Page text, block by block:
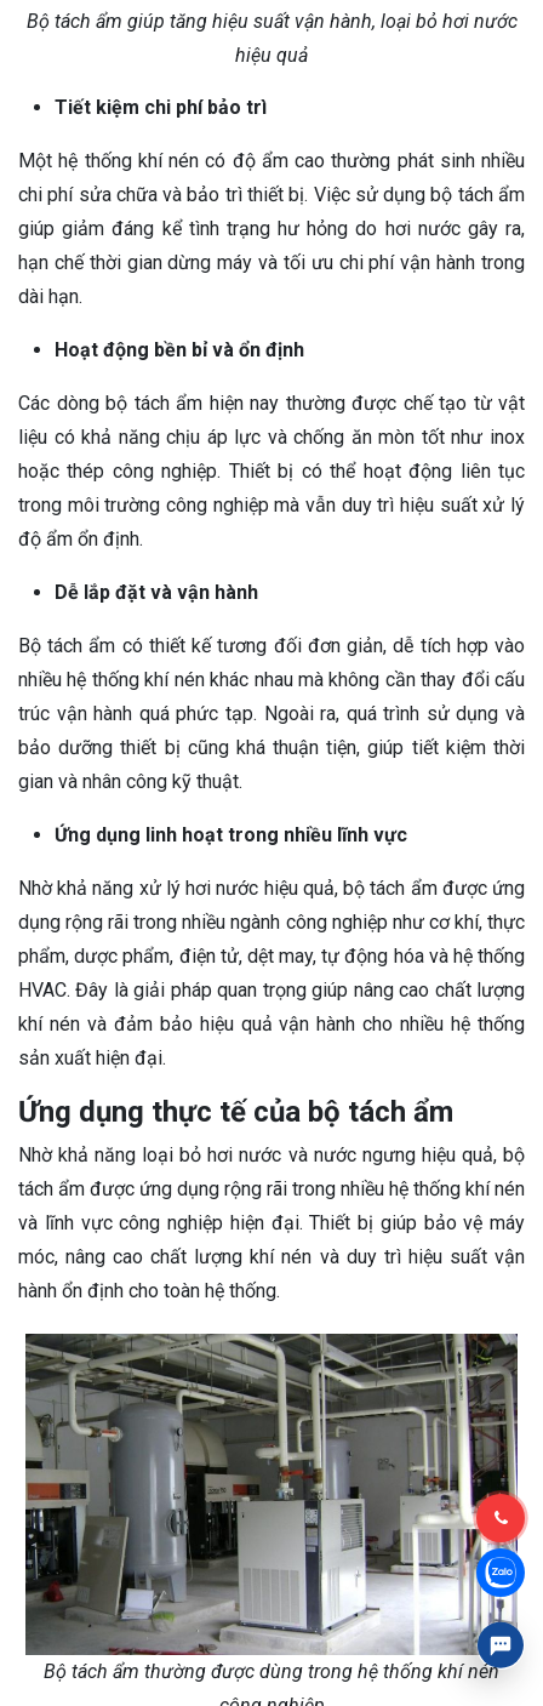
Bộ tách ẩm giúp tăng hiệu suất vận hành, loại bỏ hơi nước
hiệu quả
Tiết kiệm chi phí bảo trì
Một hệ thống khí nén có độ ẩm cao thường phát sinh nhiều
chi phí sửa chữa và bảo trì thiết bị. Việc sử dụng bộ tách ẩm
giúp giảm đáng kể tình trạng hư hỏng do hơi nước gây ra,
hạn chế thời gian dừng máy và tối ưu chi phí vận hành trong
dài hạn.
Hoạt động bền bỉ và ổn định
Các dòng bộ tách ẩm hiện nay thường được chế tạo từ vật
liệu có khả năng chịu áp lực và chống ăn mòn tốt như inox
hoặc thép công nghiệp. Thiết bị có thể hoạt động liên tục
trong môi trường công nghiệp mà vẫn duy trì hiệu suất xử lý
độ ẩm ổn định.
Dễ lắp đặt và vận hành
Bộ tách ẩm có thiết kế tương đối đơn giản, dễ tích hợp vào
nhiều hệ thống khí nén khác nhau mà không cần thay đổi cấu
trúc vận hành quá phức tạp. Ngoài ra, quá trình sử dụng và
bảo dưỡng thiết bị cũng khá thuận tiện, giúp tiết kiệm thời
gian và nhân công kỹ thuật.
Ứng dụng linh hoạt trong nhiều lĩnh vực
Nhờ khả năng xử lý hơi nước hiệu quả, bộ tách ẩm được ứng
dụng rộng rãi trong nhiều ngành công nghiệp như cơ khí, thực
phẩm, dược phẩm, điện tử, dệt may, tự động hóa và hệ thống
HVAC. Đây là giải pháp quan trọng giúp nâng cao chất lượng
khí nén và đảm bảo hiệu quả vận hành cho nhiều hệ thống
sản xuất hiện đại.
Ứng dụng thực tế của bộ tách ẩm
Nhờ khả năng loại bỏ hơi nước và nước ngưng hiệu quả, bộ
tách ẩm được ứng dụng rộng rãi trong nhiều hệ thống khí nén
và lĩnh vực công nghiệp hiện đại. Thiết bị giúp bảo vệ máy
móc, nâng cao chất lượng khí nén và duy trì hiệu suất vận
hành ổn định cho toàn hệ thống.
Bộ tách ẩm thường được dùng trong hệ thống khí nén